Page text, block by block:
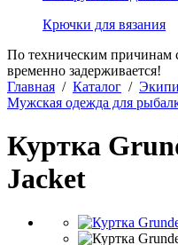
Крючки для вязания
По техническим причинам
временно задерживается!
Главная / Каталог /
Мужская одежда для
Куртка
Jacket